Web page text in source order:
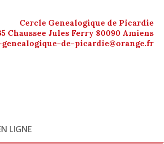
Cercle Genealogique de Picardie
Chaussee Jules Ferry 80090 Amiens
de-picardie@orange.fr
LIGNE